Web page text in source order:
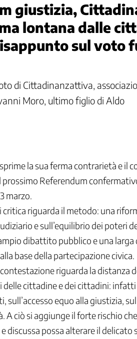
giustizia,
lontana dalle
sul voto
di Cittadinanzattiva,
Moro, ultimo figlio di Aldo
la sua ferma contrarietà e il
prossimo Referendum
marzo.
riguarda il metodo: una
e sull’equilibrio dei poteri
dibattito pubblico e una larga
base della partecipazione civica.
riguarda la distanza
delle cittadine e dei cittadini:
sull’accesso equo alla giustizia,
A ciò si aggiunge il forte rischio
discussa possa alterare il